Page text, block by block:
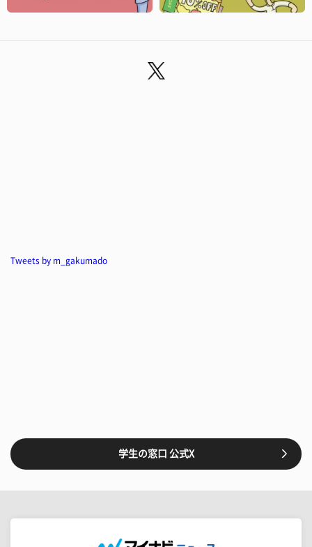
Tweets by m_gakumado
学生の窓口 公式X